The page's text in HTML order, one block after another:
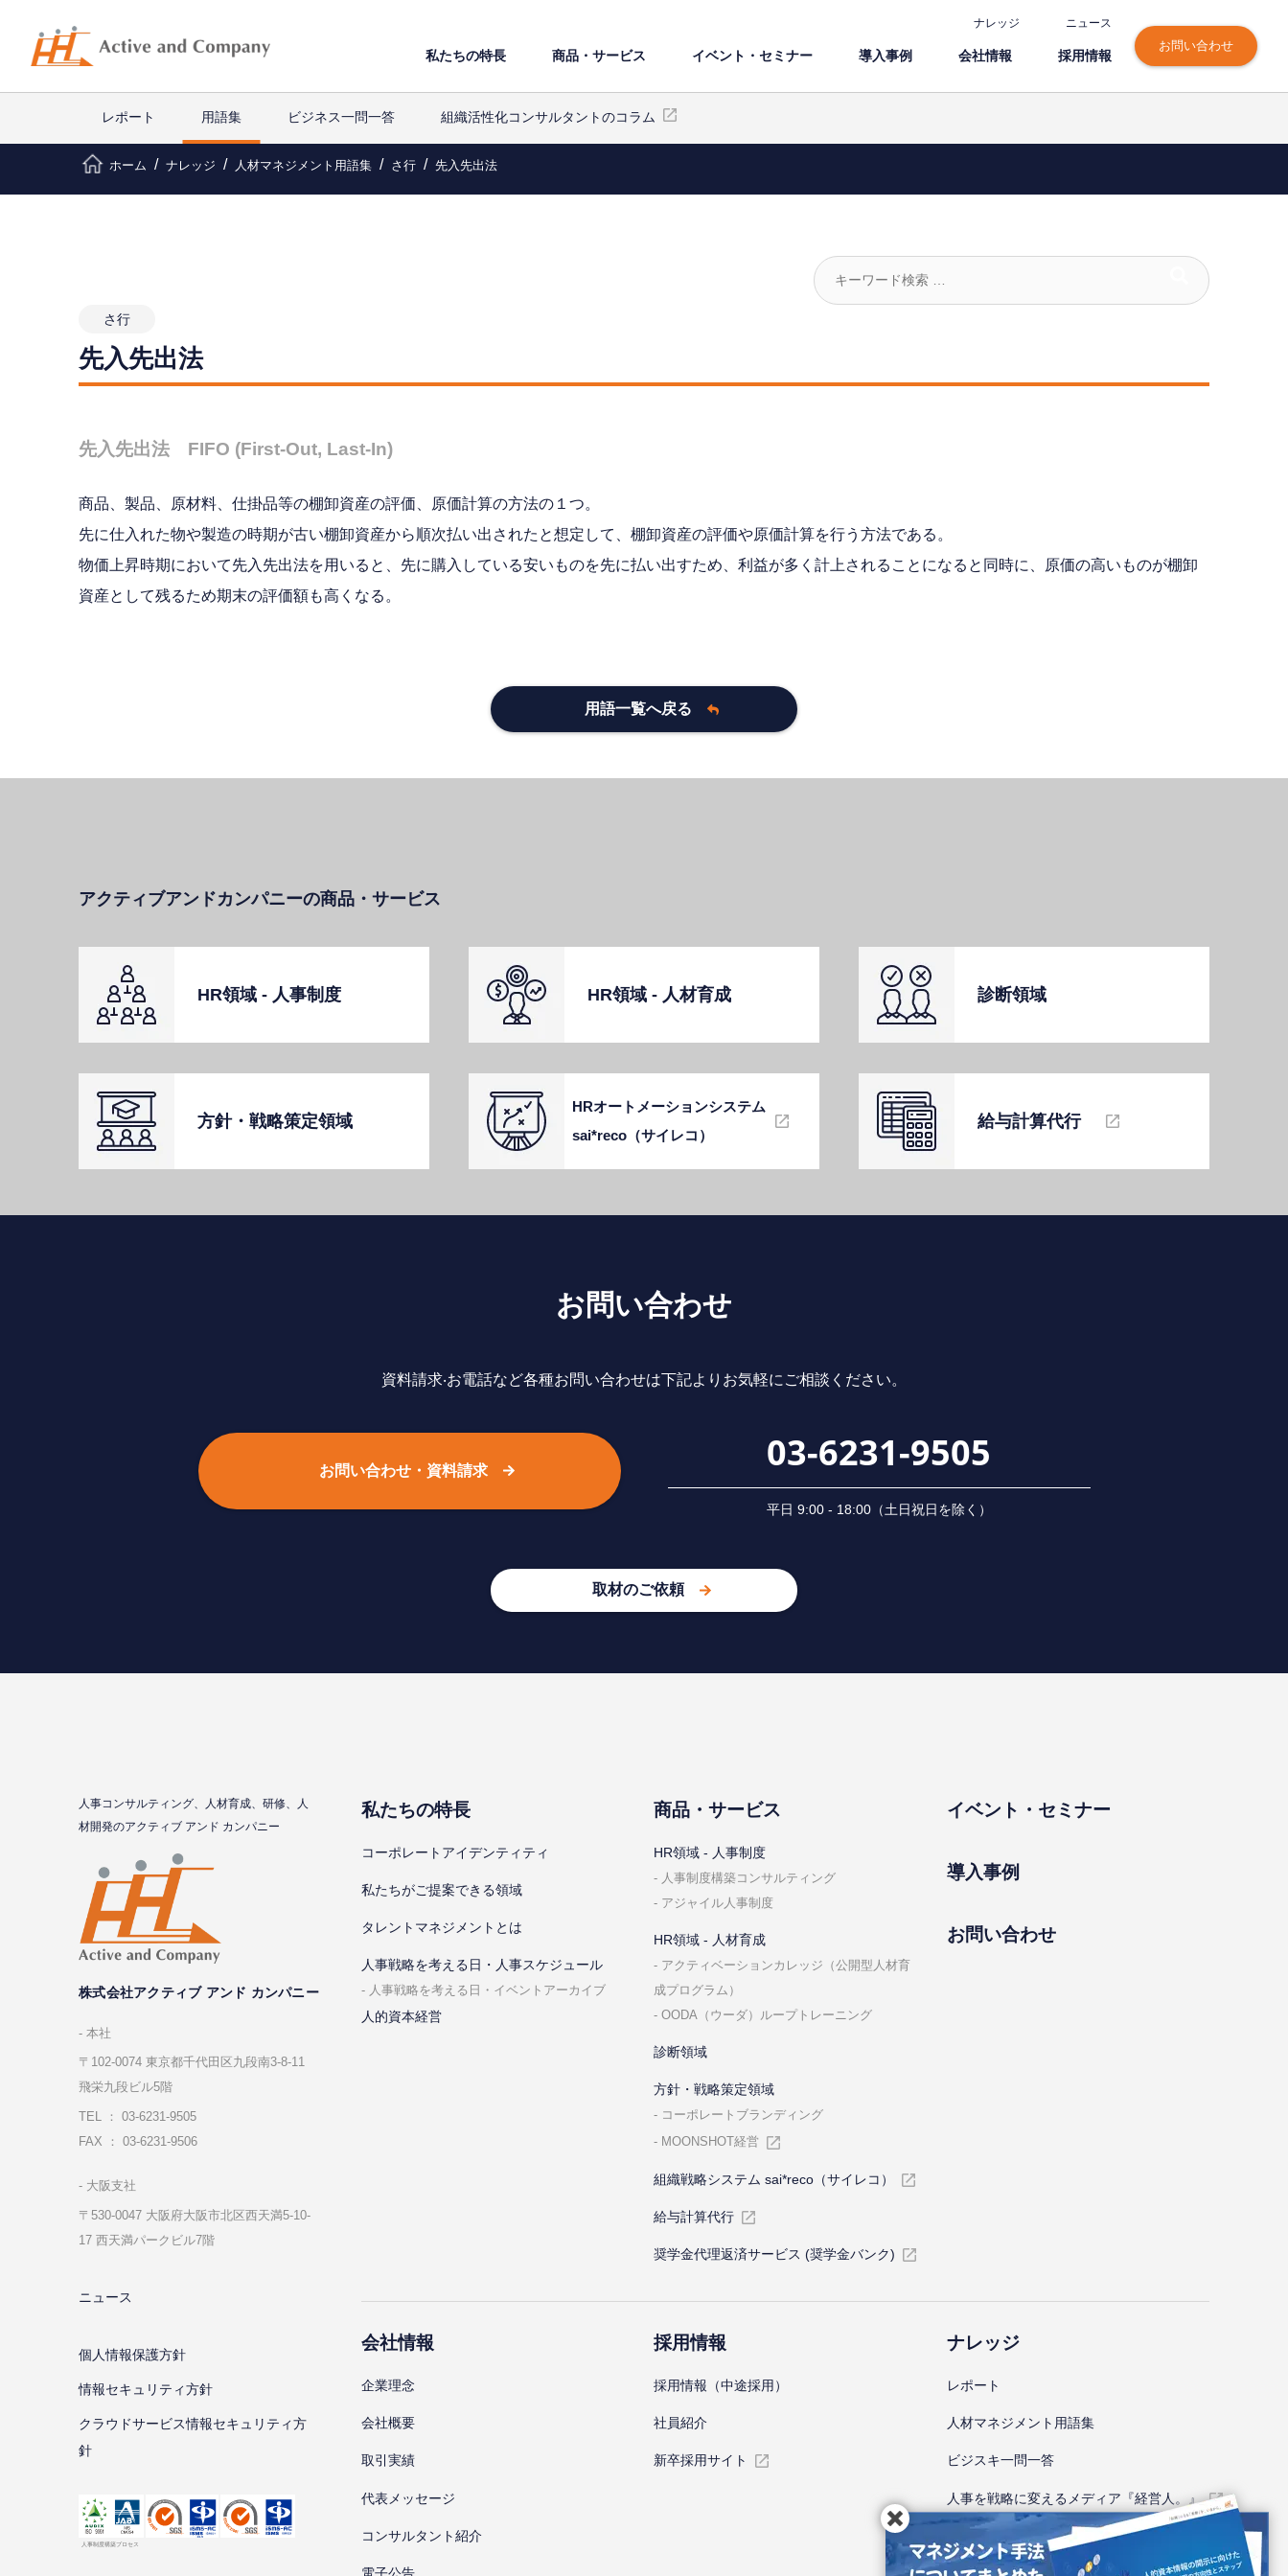
ナレッジ ニュース
私たちの特⻑ 商品・サービス イベント・セミナー 導⼊事例 会社情報 採⽤情報
お問い合わせ
レポート 用語集 ビジネス一問一答 組織活性化コンサルタントのコラム
ホーム ナレッジ 人材マネジメント用語集 さ行 先入先出法
さ行
先入先出法
先入先出法 FIFO (First-Out, Last-In)
商品、製品、原材料、仕掛品等の棚卸資産の評価、原価計算の方法の１つ。
先に仕入れた物や製造の時期が古い棚卸資産から順次払い出されたと想定して、棚卸資産の評価や原価計算を行う方法である。
物価上昇時期において先入先出法を用いると、先に購入している安いものを先に払い出すため、利益が多く計上されることになると同時に、原価の高いものが棚卸
資産として残るため期末の評価額も高くなる。
用語一覧へ戻る
アクティブアンドカンパニーの商品・サービス
HR領域 - ⼈事制度 HR領域 - ⼈材育成 診断領域
⽅針・戦略策定領域
HRオートメーションシステム
sai*reco（サイレコ）
給与計算代⾏
お問い合わせ
資料請求‧お電話など各種お問い合わせは下記よりお気軽にご相談ください。
お問い合わせ・資料請求 03-6231-9505
平⽇ 9:00 - 18:00（⼟⽇祝⽇を除く）
取材のご依頼
⼈事コンサルティング、⼈材育成、研修、⼈
材開発のアクティブ アンド カンパニー
株式会社アクティブ アンド カンパニー
本社
〒102-0074 東京都千代⽥区九段南3-8-11
飛栄九段ビル5階
TEL ： 03-6231-9505
FAX ： 03-6231-9506
⼤阪⽀社
〒530-0047 ⼤阪府⼤阪市北区⻄天満5-10-
17 ⻄天満パークビル7階
ニュース
個⼈情報保護⽅針
情報セキュリティ⽅針
クラウドサービス情報セキュリティ方
針
私たちの特⻑
コーポレートアイデンティティ
私たちがご提案できる領域
タレントマネジメントとは
⼈事戦略を考える⽇・⼈事スケジュール
⼈事戦略を考える⽇・イベントアーカイブ
人的資本経営
商品・サービス
HR領域 - ⼈事制度
⼈事制度構築コンサルティング
アジャイル⼈事制度
HR領域 - ⼈材育成
アクティベーションカレッジ（公開型⼈材育
成プログラム）
OODA（ウーダ）ループトレーニング
診断領域
⽅針・戦略策定領域
コーポレートブランディング
MOONSHOT経営
組織戦略システム sai*reco（サイレコ）
給与計算代⾏
奨学金代理返済サービス (奨学金バンク)
イベント・セミナー
導⼊事例
お問い合わせ
会社情報
企業理念
会社概要
取引実績
代表メッセージ
コンサルタント紹介
採⽤情報
採⽤情報（中途採⽤）
社員紹介
新卒採⽤サイト
ナレッジ
レポート
⼈材マネジメント⽤語集
ビジスキ⼀問⼀答
人事を戦略に変えるメディア『経営人。』